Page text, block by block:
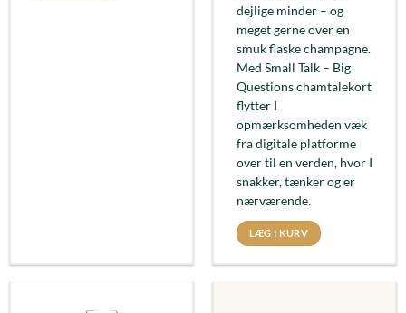
dejlige minder – og
meget gerne over en
smuk flaske champagne.
Med Small Talk – Big
Questions chamtalekort
flytter I
opmærksomheden væk
fra digitale platforme
over til en verden, hvor I
snakker, tænker og er
nærværende.
LÆG I KURV